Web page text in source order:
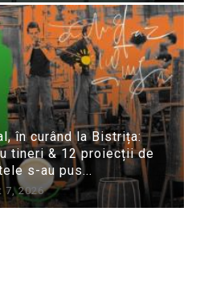
în curând la Bistrița:
tineri & 12 proiecții de
s-au pus...
7, 2026